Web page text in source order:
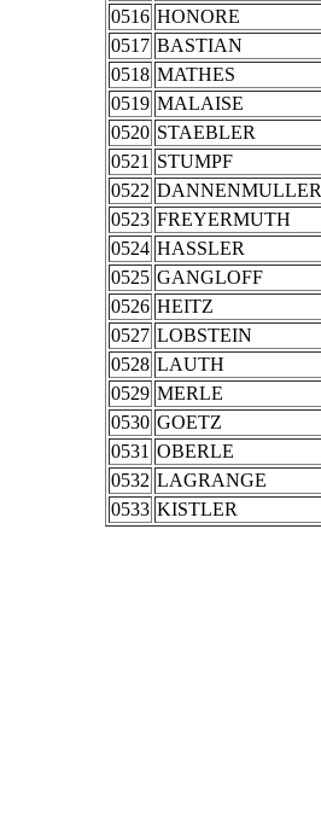
0516 HONORE
0517 BASTIAN
0518 MATHES
0519 MALAISE
0520 STAEBLER
0521 STUMPF
0522 DANNENMULLER
0523 FREYERMUTH
0524 HASSLER
0525 GANGLOFF
0526 HEITZ
0527 LOBSTEIN
0528 LAUTH
0529 MERLE
0530 GOETZ
0531 OBERLE
0532 LAGRANGE
0533 KISTLER